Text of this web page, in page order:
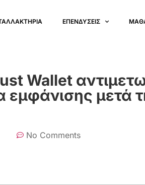
ΕΠΕΝΔΥΣΕΙΣ
Wallet
μετά
No Comments